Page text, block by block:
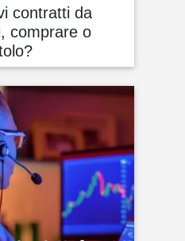
contratti da
comprare o